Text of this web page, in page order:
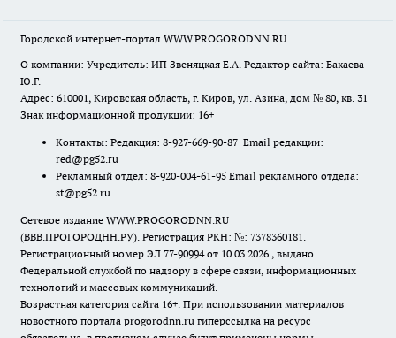
Городской интернет-портал WWW.PROGORODNN.RU
О компании: Учредитель: ИП Звеняцкая Е.А. Редактор сайта: Бакаева
Ю.Г.
Адрес: 610001, Кировская область, г. Киров, ул. Азина, дом № 80, кв. 31
Знак информационной продукции: 16+
Контакты: Редакция: 8-927-669-90-87 Email редакции:
red@pg52.ru
Рекламный отдел: 8-920-004-61-95 Email рекламного отдела:
st@pg52.ru
Сетевое издание WWW.PROGORODNN.RU
(ВВВ.ПРОГОРОДНН.РУ). Регистрация РКН: №: 7378360181.
Регистрационный номер ЭЛ 77-90994 от 10.03.2026., выдано
Федеральной службой по надзору в сфере связи, информационных
технологий и массовых коммуникаций.
Возрастная категория сайта 16+. При использовании материалов
новостного портала progorodnn.ru гиперссылка на ресурс